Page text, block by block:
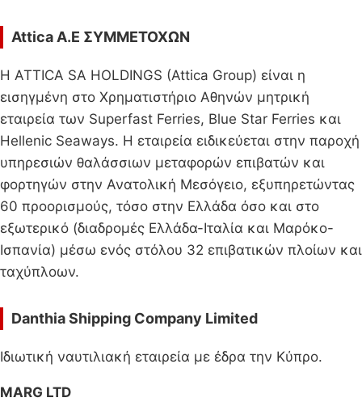
Attica A.E ΣΥΜΜΕΤΟΧΩΝ
Η ATTICA SA HOLDINGS (Attica Group) είναι η
εισηγμένη στο Χρηματιστήριο Αθηνών μητρική
εταιρεία των Superfast Ferries, Blue Star Ferries και
Hellenic Seaways. Η εταιρεία ειδικεύεται στην παροχή
υπηρεσιών θαλάσσιων μεταφορών επιβατών και
φορτηγών στην Ανατολική Μεσόγειο, εξυπηρετώντας
60 προορισμούς, τόσο στην Ελλάδα όσο και στο
εξωτερικό (διαδρομές Ελλάδα-Ιταλία και Μαρόκο-
Ισπανία) μέσω ενός στόλου 32 επιβατικών πλοίων και
ταχύπλοων.
Danthia Shipping Company Limited
Ιδιωτική ναυτιλιακή εταιρεία με έδρα την Κύπρο.
MARG LTD